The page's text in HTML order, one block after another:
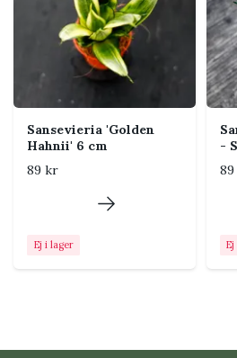
Luftfuktighet
Normal
Plantan
duschas.
Näring
Ge svag
i
Placera plantan nära ett
Sansevieria 'Golden
Hahnii' 6 cm
89 kr
Ej i lager
-